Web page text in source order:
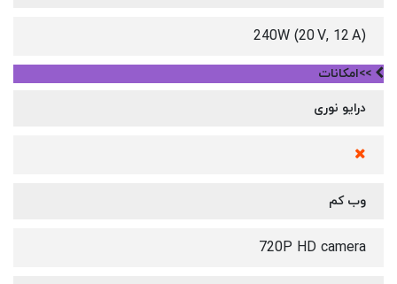
240W (20 V, 12 A)
>>امکانات
درایو نوری
وب کم
720P HD camera